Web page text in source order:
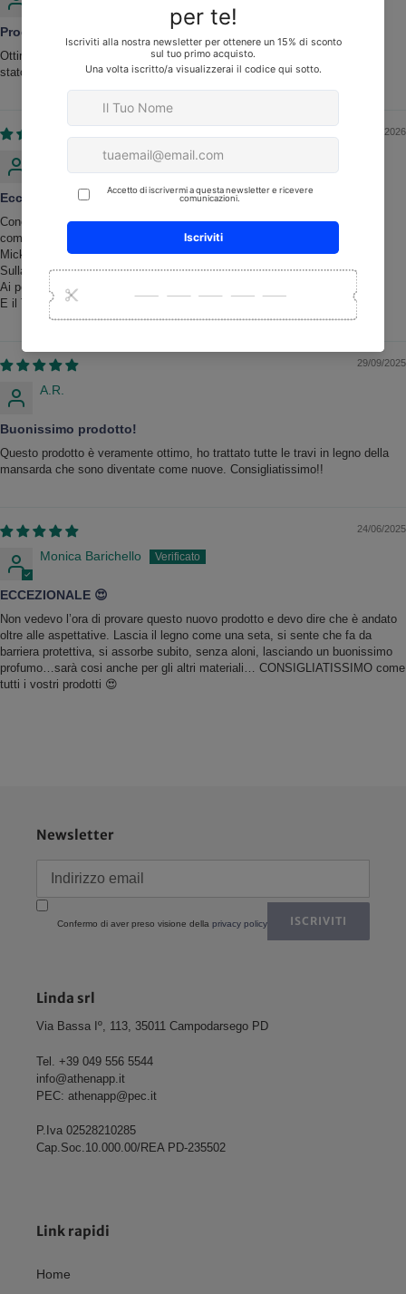
Prodotto consigliato
Ottimo prodotto ! L'ho utilizzato per lucidare le ante di casa e il risultato è
stato veramente ottimo ...Le ante sembrano nuove
20/03/2026
Antonella Farronato
Eccellente
Conosciuto Barbara Graxie ad una persona che seguo nei social ho
cominciato a guardare i suoi video e prodotti in base a dove servono
Micky è eccellente
Sulla cucina in legno che nn veniva pulita come volevo io
Ai portoncini d’entrata
E il TOP dei TOP
29/09/2025
A.R.
Buonissimo prodotto!
Questo prodotto è veramente ottimo, ho trattato tutte le travi in legno della
mansarda che sono diventate come nuove. Consigliatissimo!!
24/06/2025
Monica Barichello
ECCEZIONALE 😍
Non vedevo l’ora di provare questo nuovo prodotto e devo dire che è andato
oltre alle aspettative. Lascia il legno come una seta, si sente che fa da
barriera protettiva, si assorbe subito, senza aloni, lasciando un buonissimo
profumo…sarà cosi anche per gli altri materiali… CONSIGLIATISSIMO come
tutti i vostri prodotti 😍
Newsletter
Confermo di aver preso visione della privacy policy ISCRIVITI
Linda srl
Via Bassa Iº, 113, 35011 Campodarsego PD
Tel. +39 049 556 5544
info@athenapp.it
PEC: athenapp@pec.it
P.Iva 02528210285
Cap.Soc.10.000.00/REA PD-235502
Link rapidi
Home